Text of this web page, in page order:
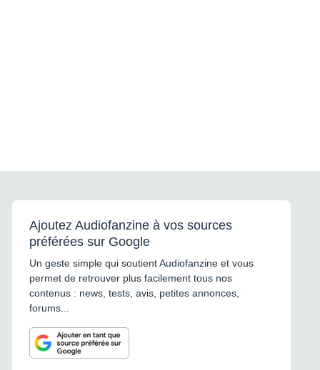
Ajoutez Audiofanzine à vos sources
préférées sur Google
Un geste simple qui soutient Audiofanzine et vous
permet de retrouver plus facilement tous nos
contenus : news, tests, avis, petites annonces,
forums...